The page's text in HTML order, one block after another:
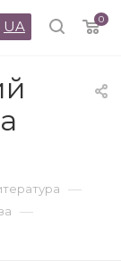
0
UA
—
—